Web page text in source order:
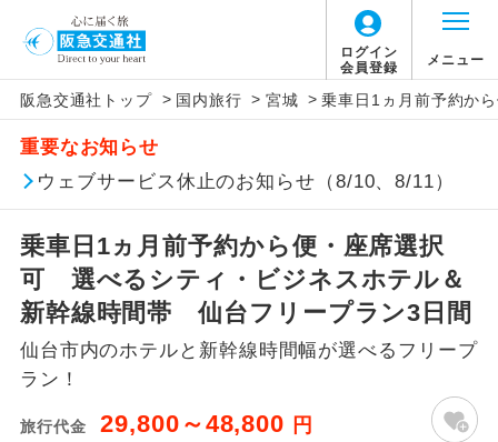
ログイン
会員登録
メニュー
阪急交通社トップ > 国内旅行 > 宮城 > 乗車日1ヵ月前予約か
重要なお知らせ
ウェブサービス休止のお知らせ（8/10、8/11）
乗車日1ヵ月前予約から便・座席選択
可 選べるシティ・ビジネスホテル＆
新幹線時間帯 仙台フリープラン3日間
仙台市内のホテルと新幹線時間幅が選べるフリープ
ラン！
旅行代金 29,800～48,800 円
アイコン 説明
添乗員同行
往路出発空港（駅）から復路到着空港
（駅）まで同行します。
現地添乗員同
行
現地到着空港（駅）から最終日出発空港
（駅）まで添乗員が同行します。
バスガイド乗
務
バスガイドが乗務し、車内での観光案内
があります。